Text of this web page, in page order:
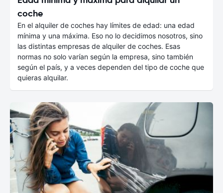
coche
En el alquiler de coches hay límites de edad: una edad
mínima y una máxima. Eso no lo decidimos nosotros, sino
las distintas empresas de alquiler de coches. Esas
normas no solo varían según la empresa, sino también
según el país, y a veces dependen del tipo de coche que
quieras alquilar.